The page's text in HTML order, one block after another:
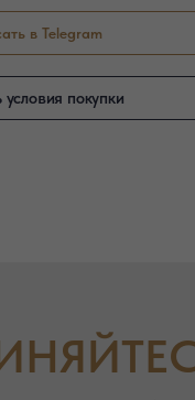
условия покупки
в Telegram